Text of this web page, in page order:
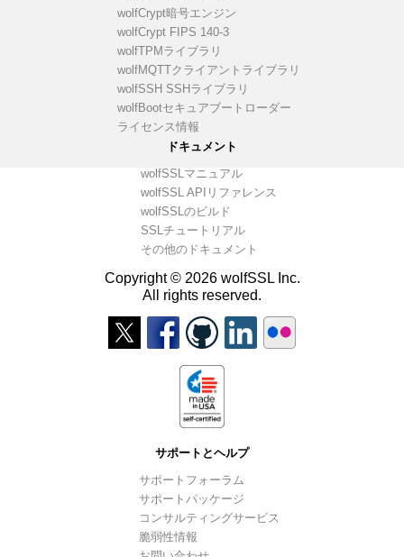
wolfCrypt暗号エンジン
wolfCrypt FIPS 140-3
wolfTPMライブラリ
wolfMQTTクライアントライブラリ
wolfSSH SSHライブラリ
wolfBootセキュアブートローダー
ライセンス情報
ドキュメント
wolfSSLマニュアル
wolfSSL APIリファレンス
wolfSSLのビルド
SSLチュートリアル
その他のドキュメント
Copyright © 2026 wolfSSL Inc.
All rights reserved.
サポートとヘルプ
サポートフォーラム
サポートパッケージ
コンサルティングサービス
脆弱性情報